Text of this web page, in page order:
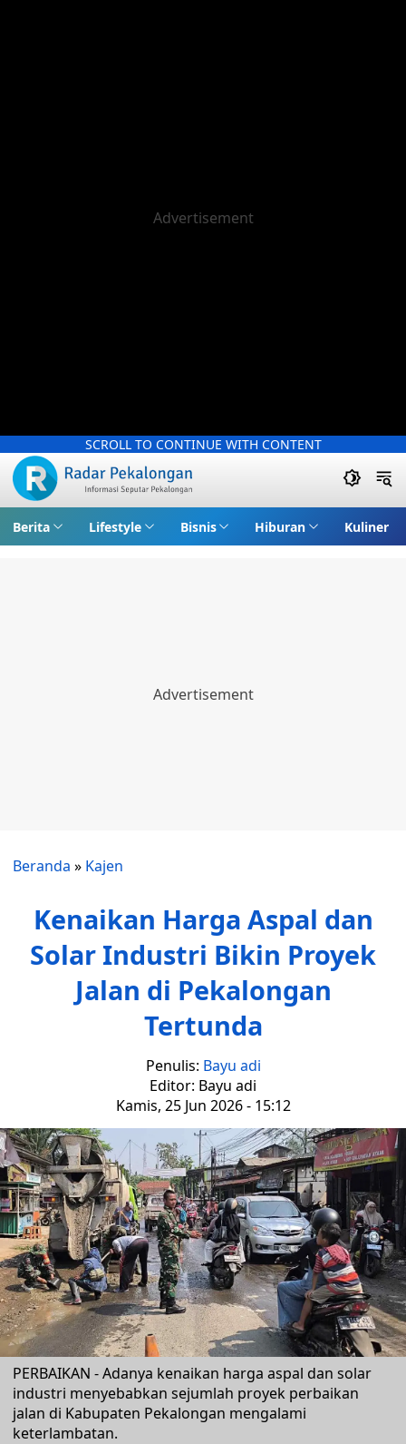
SCROLL TO CONTINUE WITH CONTENT
Berita Lifestyle Bisnis Hiburan Kuliner
Beranda » Kajen
Kenaikan Harga Aspal dan
Solar Industri Bikin Proyek
Jalan di Pekalongan
Tertunda
Penulis: Bayu adi
Editor: Bayu adi
Kamis, 25 Jun 2026 - 15:12
PERBAIKAN - Adanya kenaikan harga aspal dan solar
industri menyebabkan sejumlah proyek perbaikan
jalan di Kabupaten Pekalongan mengalami
keterlambatan.